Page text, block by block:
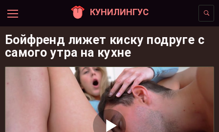
КУНИЛИНГУС
Бойфренд лижет киску подруге с
самого утра на кухне